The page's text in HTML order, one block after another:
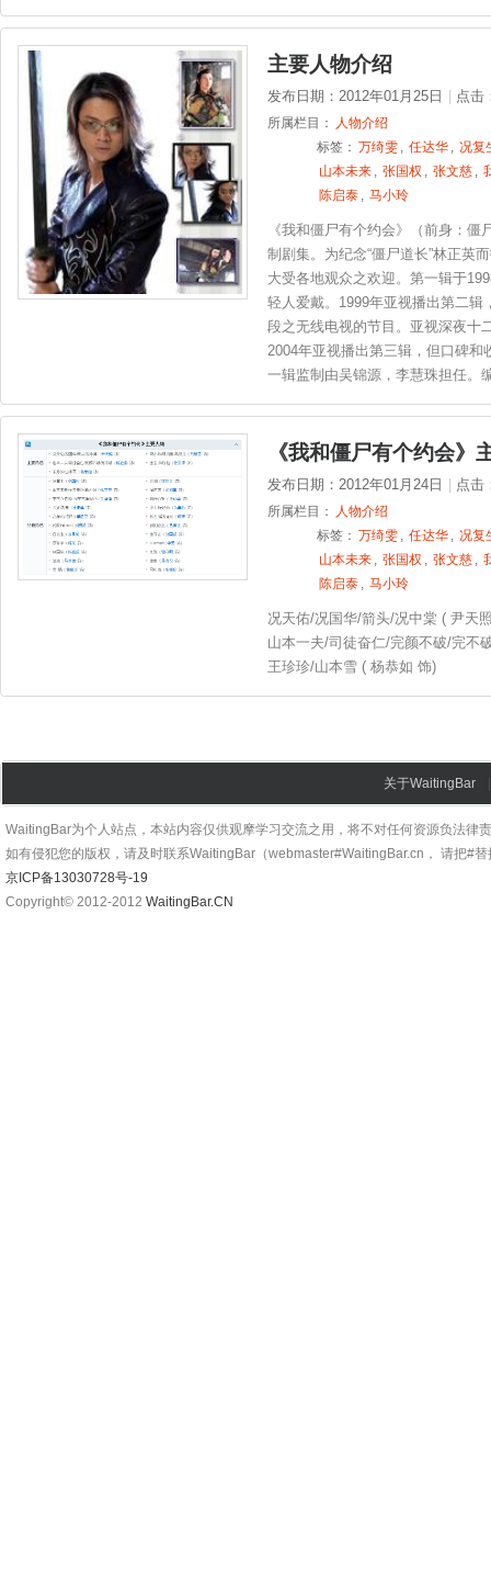
主要人物介绍
发布日期：2012年01月25日 点击
所属栏目：
人物介绍
标签： 万绮雯 , 任达华 , 况复
山本未来 , 张国权 , 张文慈 ,
陈启泰 , 马小玲
《我和僵尸有个约会》（前身：僵
制剧集。为纪念“僵尸道长”林正英
大受各地观众之欢迎。第一辑于
轻人爱戴。1999年亚视播出第二辑
段之无线电视的节目。亚视深夜十
2004年亚视播出第三辑，但口碑
一辑监制由吴锦源，李慧珠担任。
《我和僵尸有个约会》
发布日期：2012年01月24日 点击
所属栏目：
人物介绍
标签： 万绮雯 , 任达华 , 况复
山本未来 , 张国权 , 张文慈 ,
陈启泰 , 马小玲
况天佑/况国华/箭头/况中棠 ( 尹天
山本一夫/司徒奋仁/完颜不破/完不
王珍珍/山本雪 ( 杨恭如 饰)
关于WaitingBar
WaitingBar为个人站点，本站内容仅供观摩学习交流之用，将不对任何资源负法律
如有侵犯您的版权，请及时联系WaitingBar（webmaster#WaitingBar.cn， 请把#
京ICP备13030728号-19
Copyright© 2012-2012 WaitingBar.CN